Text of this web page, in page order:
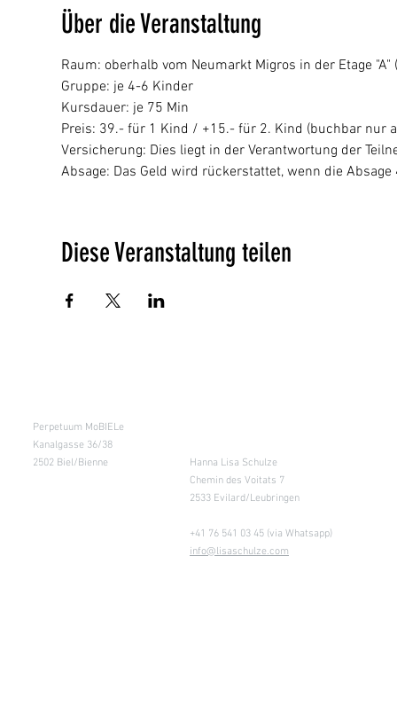
Über die Veranstaltung
Raum: oberhalb vom Neumarkt Migros in der Etage "A"
Gruppe: je 4-6 Kinder
Kursdauer: je 75 Min
Preis: 39.- für 1 Kind / +15.- für 2. Kind (buchbar nur
Versicherung: Dies liegt in der Verantwortung der
Absage: Das Geld wird rückerstattet, wenn die
Diese Veranstaltung teilen
Perpetuum MoBIELe
Kanalgasse 36/38
2502 Biel/Bienne
Hanna Lisa Schulze
Chemin des Voitats 7
2533 Evilard/Leubringen
+41 76 541 03 45 (via Whatsapp)
info@lisaschulze.com